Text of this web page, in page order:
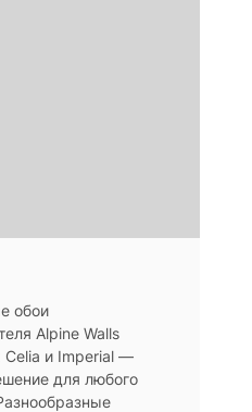
обои
Alpine Walls
Celia и Imperial —
для любого